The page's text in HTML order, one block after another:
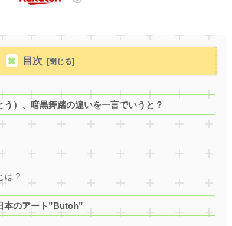
目次
）、暗黒舞踏の違いを一言でいうと？
は？
本のアート”Butoh”